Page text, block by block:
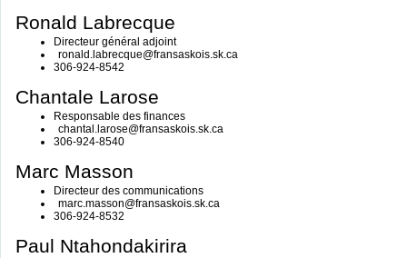
Ronald Labrecque
Directeur général adjoint
ronald.labrecque@fransaskois.sk.ca
306-924-8542
Chantale Larose
Responsable des finances
chantal.larose@fransaskois.sk.ca
306-924-8540
Marc Masson
Directeur des communications
marc.masson@fransaskois.sk.ca
306-924-8532
Paul Ntahondakirira